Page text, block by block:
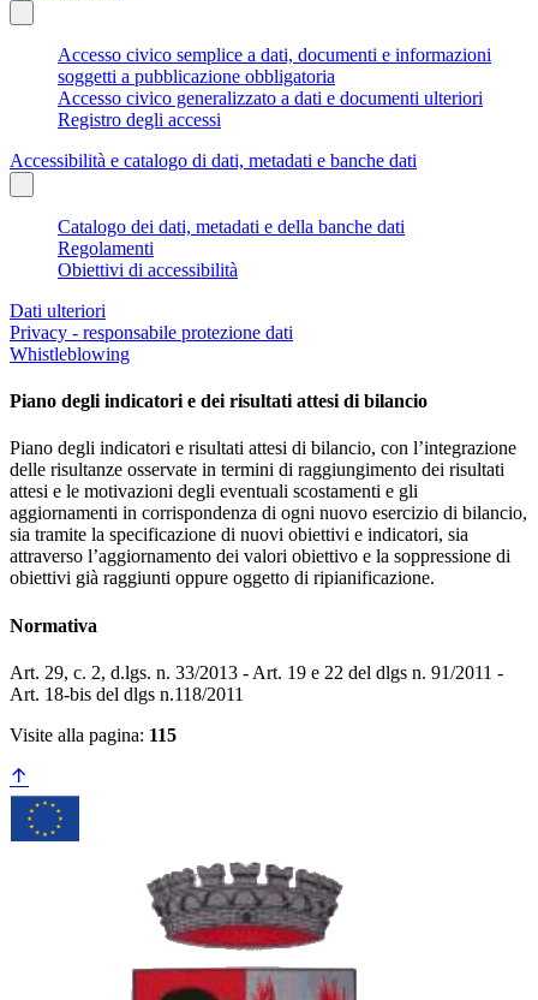
Accesso civico semplice a dati, documenti e informazioni
soggetti a pubblicazione obbligatoria
Accesso civico generalizzato a dati e documenti ulteriori
Registro degli accessi
Accessibilità e catalogo di dati, metadati e banche dati
Catalogo dei dati, metadati e della banche dati
Regolamenti
Obiettivi di accessibilità
Dati ulteriori
Privacy - responsabile protezione dati
Whistleblowing
Piano degli indicatori e dei risultati attesi di bilancio
Piano degli indicatori e risultati attesi di bilancio, con l’integrazione
delle risultanze osservate in termini di raggiungimento dei risultati
attesi e le motivazioni degli eventuali scostamenti e gli
aggiornamenti in corrispondenza di ogni nuovo esercizio di bilancio,
sia tramite la specificazione di nuovi obiettivi e indicatori, sia
attraverso l’aggiornamento dei valori obiettivo e la soppressione di
obiettivi già raggiunti oppure oggetto di ripianificazione.
Normativa
Art. 29, c. 2, d.lgs. n. 33/2013 - Art. 19 e 22 del dlgs n. 91/2011 -
Art. 18-bis del dlgs n.118/2011
Visite alla pagina: 115